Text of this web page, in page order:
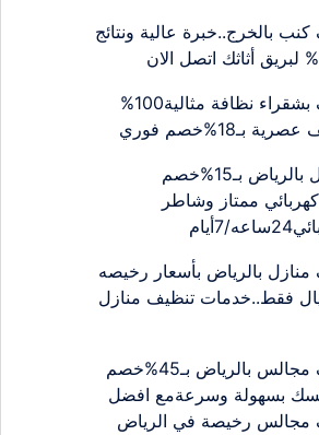
بالخرج..خبرة عالية ونتائج
شركة تنظيف بشقراء نظافة مثالية100%
بـ18%خصم فوري
كهربائي منازل بالرياض بـ15%خصم
ممتاز وشاطر
بالرياض بأسعار رخيصه
بـ 300ريال فقط..خدمات تنظيف منازل
شركة تنظيف مجالس بالرياض بـ45%خصم
بسهولة وسرعةمع افضل
مجالس رخيصة في الرياض